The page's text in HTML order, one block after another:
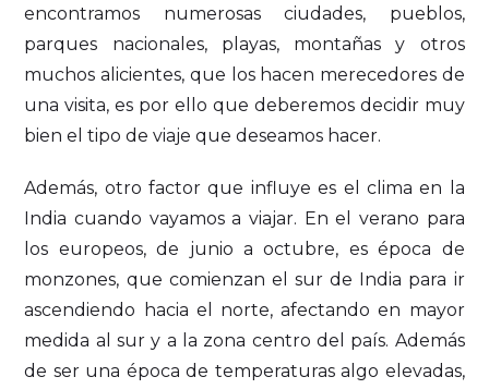
encontramos numerosas ciudades, pueblos,
parques nacionales, playas, montañas y otros
muchos alicientes, que los hacen merecedores de
una visita, es por ello que deberemos decidir muy
bien el tipo de viaje que deseamos hacer.
Además, otro factor que influye es el clima en la
India cuando vayamos a viajar. En el verano para
los europeos, de junio a octubre, es época de
monzones, que comienzan el sur de India para ir
ascendiendo hacia el norte, afectando en mayor
medida al sur y a la zona centro del país. Además
de ser una época de temperaturas algo elevadas,